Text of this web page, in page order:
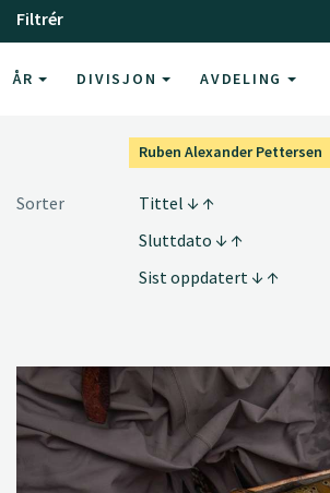
Filtrér
ÅR DIVISJON AVDELING
Ruben Alexander Pettersen
Sorter
Tittel
Sluttdato
Sist oppdatert